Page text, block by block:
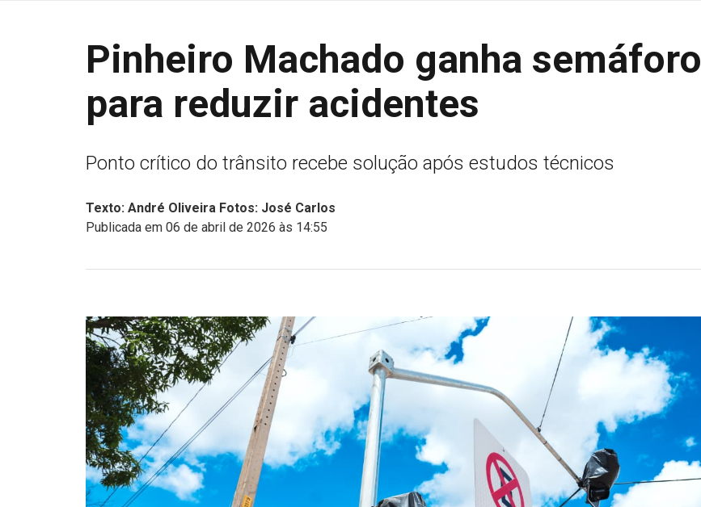
Pinheiro Machado ganha semáforo
para reduzir acidentes
Ponto crítico do trânsito recebe solução após estudos técnicos
Texto: André Oliveira Fotos: José Carlos
Publicada em 06 de abril de 2026 às 14:55